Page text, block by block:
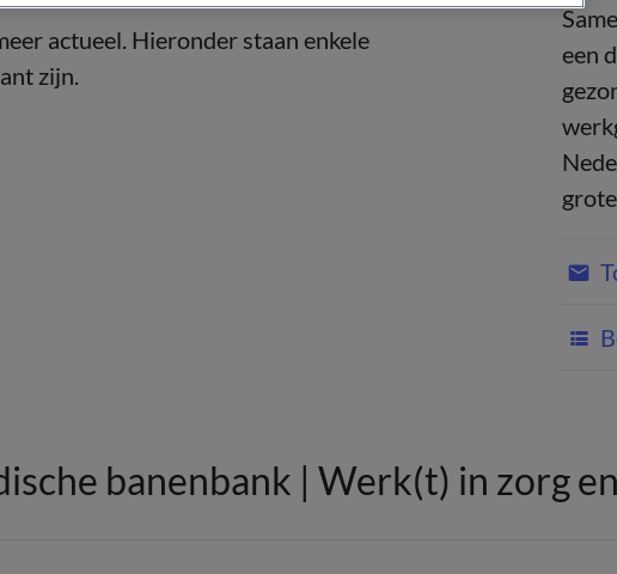
actueel. Hieronder staan enkele
zijn.
een
banenbank | Werk(t) in zorg